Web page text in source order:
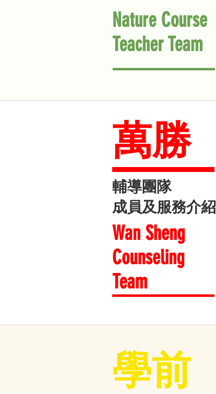
Nature Course
Teacher Team
萬勝
輔導團隊
成員及服務介紹
Wan Sheng
Counseling
Team
學前